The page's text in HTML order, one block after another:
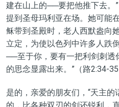
建在山上的──要把他推下去。
提到 圣母玛利亚在场。她可能
稣带到圣殿时，老人西默盎向
立定，为使以色列中许多人跌
──至于你，要有一把利剑刺透
的思念显露出来。”（路2:34-35
是的，亲爱的朋友们，“天主